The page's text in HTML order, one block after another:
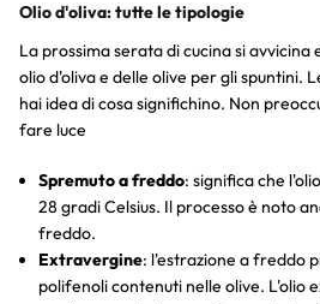
Olio d'oliva: tutte le tipologie
La prossima serata di cucina si avvicina
olio d'oliva e delle olive per gli spuntini.
hai idea di cosa significhino. Non
fare luce
Spremuto a freddo: significa che
28 gradi Celsius. Il processo è noto
freddo.
Extravergine: l'estrazione a freddo
polifenoli contenuti nelle olive. L'olio